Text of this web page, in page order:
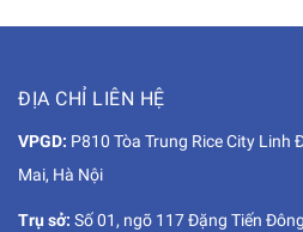
ĐỊA CHỈ LIÊN HỆ
VPGD: P810 Tòa Trung Rice City Linh
Mai, Hà Nội
Trụ sở: Số 01, ngõ 117 Đặng Tiến